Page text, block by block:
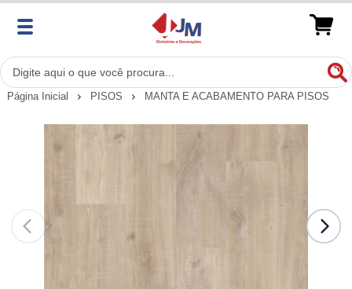
Página Inicial PISOS MANTA E ACABAMENTO PARA PISOS